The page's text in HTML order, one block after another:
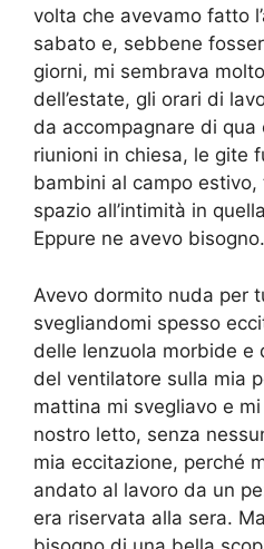
volta che avevamo fatto
sabato e, sebbene
giorni, mi sembrava
dell’estate, gli orari di
da accompagnare di qua
riunioni in chiesa, le gite
bambini al campo
spazio all’intimità in
Eppure ne avevo bisogno.
Avevo dormito nuda per
svegliandomi spesso
delle lenzuola morbide e
del ventilatore sulla mia
mattina mi svegliavo e
nostro letto, senza
mia eccitazione, perché
andato al lavoro da un
era riservata alla sera.